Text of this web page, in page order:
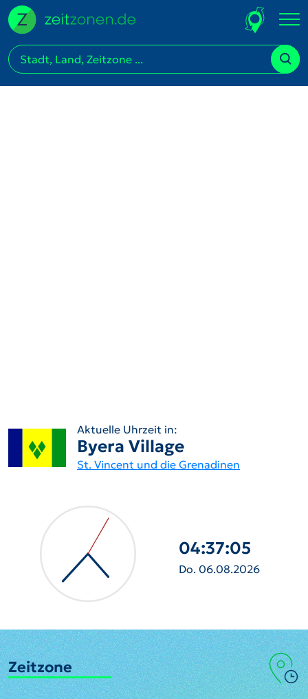
Aktuelle Uhrzeit in:
Byera Village
St. Vincent und die Grenadinen
04:37:06
Do. 06.08.2026
Zeitzone